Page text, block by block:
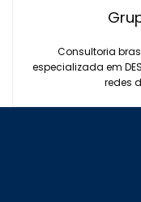
Consultoria
especializada em
redes